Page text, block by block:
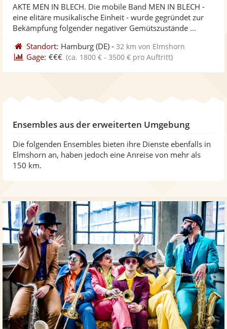
Fotos
5
AKTE MEN IN BLECH. Die mobile Band MEN IN BLECH -
eine elitäre musikalische Einheit - wurde gegründet zur
Bekämpfung folgender negativer Gemütszustände ...
Standort: Hamburg (DE) -32 km von Elmshorn
Gage: €€€ (ca. 1800 € - 3500 € pro Auftritt)
Ensembles aus der erweiterten Umgebung
Die folgenden Ensembles bieten ihre Dienste ebenfalls in
Elmshorn an, haben jedoch eine Anreise von mehr als
150 km.